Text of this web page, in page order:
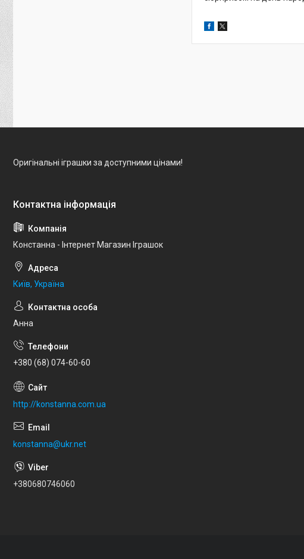
Оригінальні іграшки за доступними цінами!
Констанна - Інтернет Магазин Іграшок
Київ, Україна
Анна
+380 (68) 074-60-60
http://konstanna.com.ua
konstanna@ukr.net
+380680746060